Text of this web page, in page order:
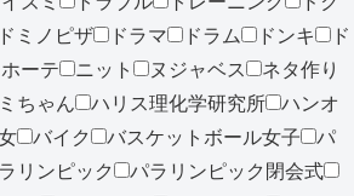
ドミノピザ ドラマ ドラム ドンキ
ド
ーテ ニット ヌジャベス
ネタ作り
ちゃん ハリス理化学研究所
ハンオ
バイク バスケットボール女子
パ
リンピック
パラリンピック閉会式